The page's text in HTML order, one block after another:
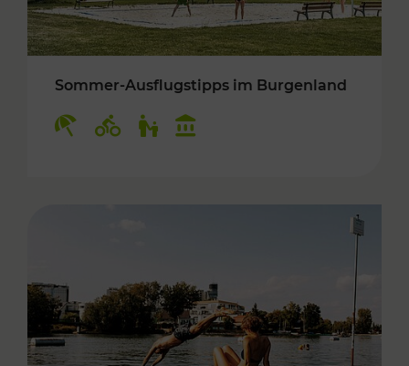
Sommer-Ausflugstipps im Burgenland